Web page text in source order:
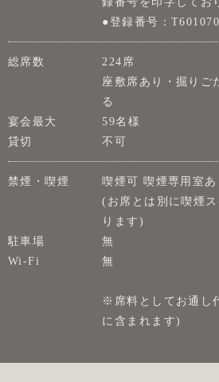
●登録番号：
総席数
224席
座敷席あり・掘りご
る
宴会最大
59名様
貸切
不可
禁煙・喫煙
喫煙可 喫煙専用室あ
(お席とは別に喫煙
ります)
駐車場
無
Wi-Fi
無
※席料としてお通し
に含まれます)